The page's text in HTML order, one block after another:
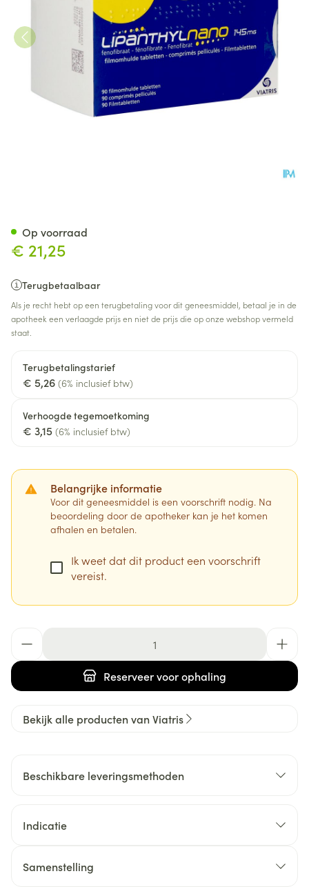
€ 21,25
Terugbetaalbaar
Als je recht hebt op een terugbetaling voor dit geneesmiddel, betaal je in de
apotheek een verlaagde prijs en niet de prijs die op onze webshop vermeld
staat.
Terugbetalingstarief
€ 5,26 (6% inclusief btw)
Verhoogde tegemoetkoming
€ 3,15 (6% inclusief btw)
Belangrijke informatie
Voor dit geneesmiddel is een voorschrift nodig. Na
beoordeling door de apotheker kan je het komen
afhalen en betalen.
Ik weet dat dit product een voorschrift
vereist.
Reserveervoor ophaling
Op voorraad
Bekijk alle producten van Viatris
Beschikbare leveringsmethoden
Indicatie
Samenstelling